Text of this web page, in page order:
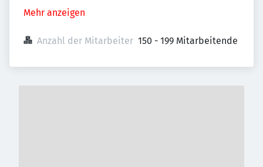
Mehr anzeigen
Anzahl der Mitarbeiter 150 - 199 Mitarbeitende